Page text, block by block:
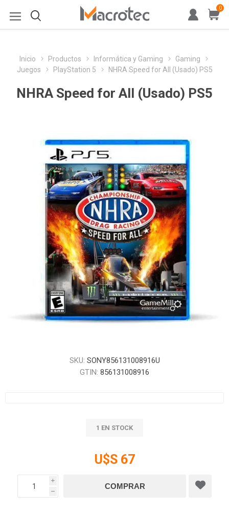
0
Inicio Productos Informática y Gaming
Gaming
Juegos
PlayStation 5 NHRA Speed for All (Usado) PS5
NHRA Speed for All (Usado) PS5
SKU: SONY856131008916U
GTIN: 856131008916
1 EN STOCK
U$S 67
i
h